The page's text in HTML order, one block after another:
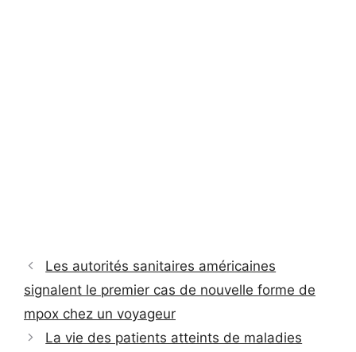
Les autorités sanitaires américaines
signalent le premier cas de nouvelle forme de
mpox chez un voyageur
La vie des patients atteints de maladies